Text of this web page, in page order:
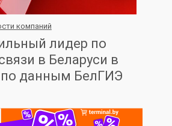
компаний
лидер по
в Беларуси в
по данным БелГИЭ